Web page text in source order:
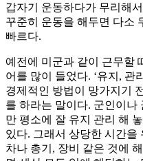
갑자기 운동하다가 무리해
꾸준히 운동을 해두면 다소
빠르다.
예전에 미군과 같이 근무할
어를 많이 들었다. ‘유지, 관
경제적인 방법이 망가지기
를 하라는 말이다. 군인이나
만 평소에 잘 유지 관리 해
있다. 그래서 상당한 시간을
차나 총기, 장비 같은 것에